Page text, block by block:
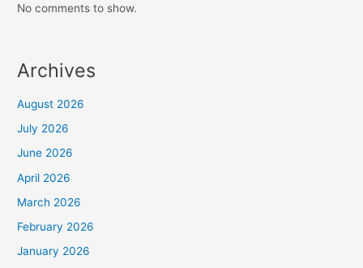
No comments to show.
Archives
August 2026
July 2026
June 2026
April 2026
March 2026
February 2026
January 2026